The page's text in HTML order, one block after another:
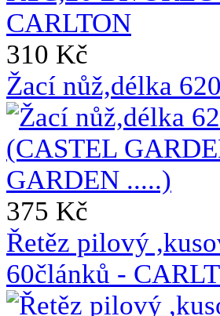
310 Kč
Žací nůž,délka
375 Kč
Řetěz pilový
60článků -